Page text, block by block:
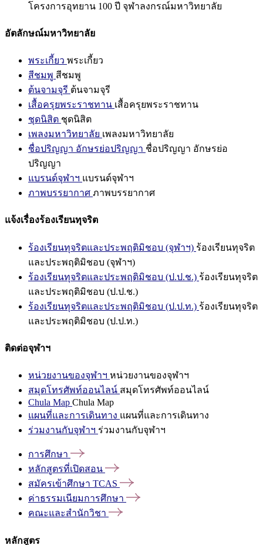
โครงการอุทยาน 100 ปี จุฬาลงกรณ์มหาวิทยาลัย
อัตลักษณ์มหาวิทยาลัย
พระเกี้ยว พระเกี้ยว
สีชมพู สีชมพู
ต้นจามจุรี ต้นจามจุรี
เสื้อครุยพระราชทาน เสื้อครุยพระราชทาน
ชุดนิสิต ชุดนิสิต
เพลงมหาวิทยาลัย เพลงมหาวิทยาลัย
ชื่อปริญญา อักษรย่อปริญญา ชื่อปริญญา อักษรย่อ
ปริญญา
แบรนด์จุฬาฯ แบรนด์จุฬาฯ
ภาพบรรยากาศ ภาพบรรยากาศ
แจ้งเรื่องร้องเรียนทุจริต
ร้องเรียนทุจริตและประพฤติมิชอบ (จุฬาฯ) ร้องเรียนทุจริต
และประพฤติมิชอบ (จุฬาฯ)
ร้องเรียนทุจริตและประพฤติมิชอบ (ป.ป.ช.) ร้องเรียนทุจริต
และประพฤติมิชอบ (ป.ป.ช.)
ร้องเรียนทุจริตและประพฤติมิชอบ (ป.ป.ท.) ร้องเรียนทุจริต
และประพฤติมิชอบ (ป.ป.ท.)
ติดต่อจุฬาฯ
หน่วยงานของจุฬาฯ หน่วยงานของจุฬาฯ
สมุดโทรศัพท์ออนไลน์ สมุดโทรศัพท์ออนไลน์
Chula Map Chula Map
แผนที่และการเดินทาง แผนที่และการเดินทาง
ร่วมงานกับจุฬาฯ ร่วมงานกับจุฬาฯ
การศึกษา
หลักสูตรที่เปิดสอน
สมัครเข้าศึกษา TCAS
ค่าธรรมเนียมการศึกษา
คณะและสำนักวิชา
หลักสูตร